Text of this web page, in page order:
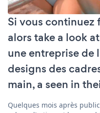
Si vous
alors take a look
une entreprise de
designs des
main, a seen in
Quelques mois après